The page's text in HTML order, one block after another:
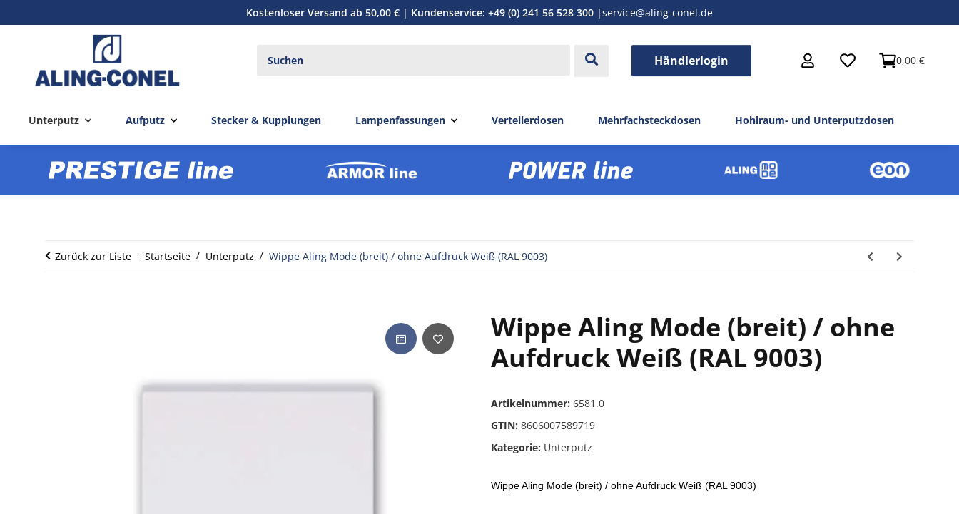
Kostenloser Versand ab 50,00 € | Kundenservice: +49 (0) 241 56 528 300 |service@aling-conel.de
Händlerlogin 0,00 €
Unterputz Aufputz Stecker & Kupplungen Lampenfassungen Verteilerdosen Mehrfachsteckdosen Hohlraum- und Unterputzdosen
Zurück zur Liste Startseite Unterputz Wippe Aling Mode (breit) / ohne Aufdruck Weiß (RAL 9003)
Wippe Aling Mode (breit) / ohne
Aufdruck Weiß (RAL 9003)
Artikelnummer: 6581.0
GTIN: 8606007589719
Kategorie: Unterputz
Wippe Aling Mode (breit) / ohne Aufdruck Weiß (RAL 9003)